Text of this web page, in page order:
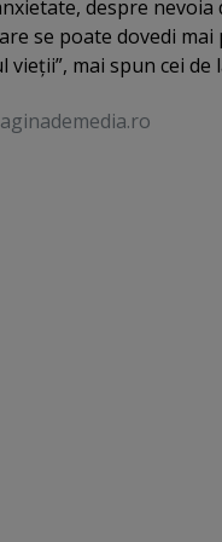
despre
se poate dovedi
mai spun cei de